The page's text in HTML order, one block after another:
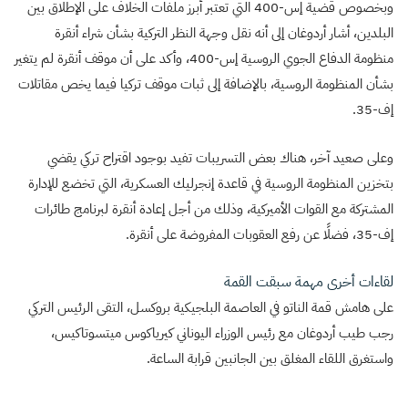
وبخصوص قضية إس-400 التي تعتبر أبرز ملفات الخلاف على الإطلاق بين
البلدين، أشار أردوغان إلى أنه نقل وجهة النظر التركية بشأن شراء أنقرة
منظومة الدفاع الجوي الروسية إس-400، وأكد على أن موقف أنقرة لم يتغير
بشأن المنظومة الروسية، بالإضافة إلى ثبات موقف تركيا فيما يخص مقاتلات
إف-35.
وعلى صعيد آخر، هناك بعض التسريبات تفيد بوجود اقتراح تركي يقضي
بتخزين المنظومة الروسية في قاعدة إنجرليك العسكرية، التي تخضع للإدارة
المشتركة مع القوات الأميركية، وذلك من أجل إعادة أنقرة لبرنامج طائرات
إف-35، فضلًا عن رفع العقوبات المفروضة على أنقرة.
لقاءات أخرى مهمة سبقت القمة
على هامش قمة الناتو في العاصمة البلجيكية بروكسل، التقى الرئيس التركي
رجب طيب أردوغان مع رئيس الوزراء اليوناني كيرياكوس ميتسوتاكيس،
واستغرق اللقاء المغلق بين الجانبين قرابة الساعة.